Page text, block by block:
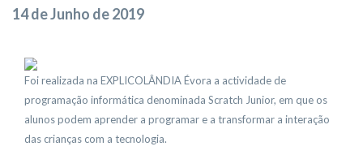
14 de Junho de 2019
Foi realizada na EXPLICOLÂNDIA Évora a actividade de
programação informática denominada Scratch Junior, em que os
alunos podem aprender a programar e a transformar a interação
das crianças com a tecnologia.